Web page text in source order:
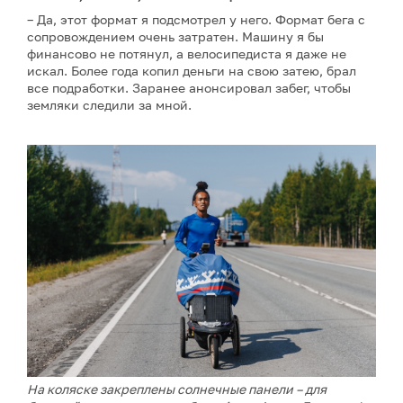
– Да, этот формат я подсмотрел у него. Формат бега с
сопровождением очень затратен. Машину я бы
финансово не потянул, а велосипедиста я даже не
искал. Более года копил деньги на свою затею, брал
все подработки. Заранее анонсировал забег, чтобы
земляки следили за мной.
На коляске закреплены солнечные панели – для